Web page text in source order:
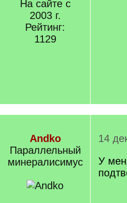
На сайте с
2003 г.
Рейтинг:
1129
Andko
Параллельный
минералисимус
14
У